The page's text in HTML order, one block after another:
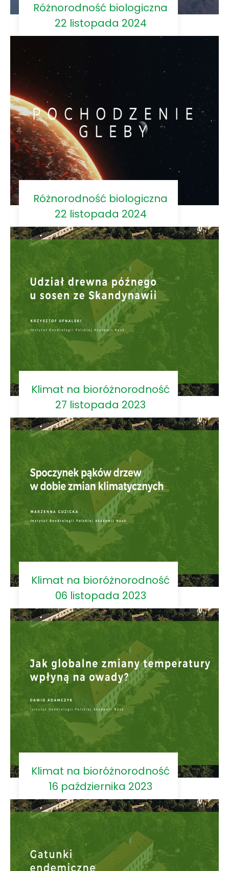
Różnorodność biologiczna
22 listopada 2024
Różnorodność biologiczna
22 listopada 2024
Klimat na bioróżnorodność
27 listopada 2023
Klimat na bioróżnorodność
06 listopada 2023
Klimat na bioróżnorodność
16 października 2023